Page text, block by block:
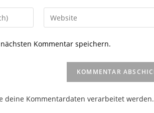
Gib
deine
Kommentar speichern.
deine Kommentardaten verarbeitet werden.